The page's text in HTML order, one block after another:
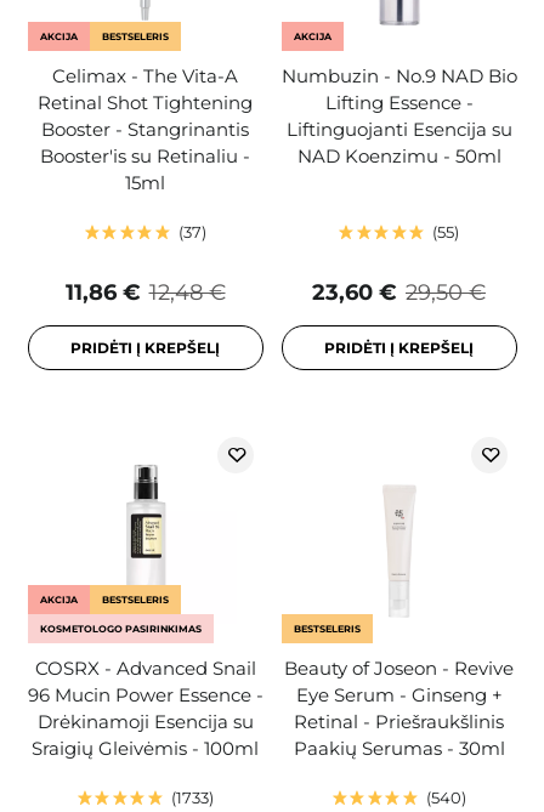
AKCIJA BESTSELERIS
Celimax - The Vita-A
Retinal Shot Tightening
Booster - Stangrinantis
Booster'is su Retinaliu -
15ml
37
12,48 €
11,86 €
PRIDĖTI Į KREPŠELĮ
AKCIJA
Numbuzin - No.9 NAD Bio
Lifting Essence -
Liftinguojanti Esencija su
NAD Koenzimu - 50ml
55
29,50 €
23,60 €
PRIDĖTI Į KREPŠELĮ
AKCIJA BESTSELERIS
KOSMETOLOGO PASIRINKIMAS
COSRX - Advanced Snail
96 Mucin Power Essence -
Drėkinamoji Esencija su
Sraigių Gleivėmis - 100ml
1733
BESTSELERIS
Beauty of Joseon - Revive
Eye Serum - Ginseng +
Retinal - Priešraukšlinis
Paakių Serumas - 30ml
540